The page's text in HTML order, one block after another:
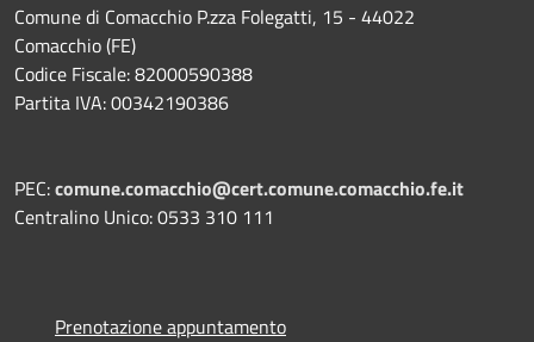
Comune di Comacchio P.zza Folegatti, 15 - 44022
Comacchio (FE)
Codice Fiscale: 82000590388
Partita IVA: 00342190386
PEC:comune.comacchio@cert.comune.comacchio.fe.it
Centralino Unico: 0533 310 111
Prenotazione appuntamento